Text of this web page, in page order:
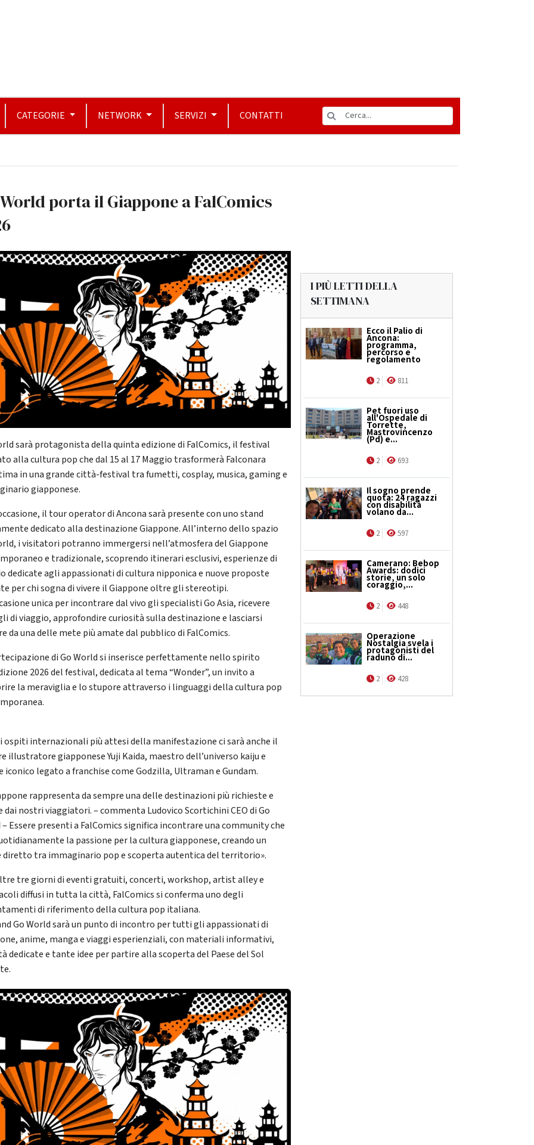
CATEGORIE NETWORK SERVIZI CONTATTI
porta il Giappone a FalComics
sarà protagonista della quinta edizione di FalComics, il festival
alla cultura pop che dal 15 al 17 Maggio trasformerà Falconara
in una grande città-festival tra fumetti, cosplay, musica, gaming e
giapponese.
il tour operator di Ancona sarà presente con uno stand
dedicato alla destinazione Giappone. All’interno dello spazio
i visitatori potranno immergersi nell’atmosfera del Giappone
e tradizionale, scoprendo itinerari esclusivi, esperienze di
dedicate agli appassionati di cultura nipponica e nuove proposte
per chi sogna di vivere il Giappone oltre gli stereotipi.
unica per incontrare dal vivo gli specialisti Go Asia, ricevere
di viaggio, approfondire curiosità sulla destinazione e lasciarsi
da una delle mete più amate dal pubblico di FalComics.
di Go World si inserisce perfettamente nello spirito
2026 del festival, dedicata al tema “Wonder”, un invito a
la meraviglia e lo stupore attraverso i linguaggi della cultura pop
ospiti internazionali più attesi della manifestazione ci sarà anche il
illustratore giapponese Yuji Kaida, maestro dell’universo kaiju e
iconico legato a franchise come Godzilla, Ultraman e Gundam.
rappresenta da sempre una delle destinazioni più richieste e
dai nostri viaggiatori. – commenta Ludovico Scortichini CEO di Go
Essere presenti a FalComics significa incontrare una community che
la passione per la cultura giapponese, creando un
diretto tra immaginario pop e scoperta autentica del territorio».
tre giorni di eventi gratuiti, concerti, workshop, artist alley e
diffusi in tutta la città, FalComics si conferma uno degli
di riferimento della cultura pop italiana.
Go World sarà un punto di incontro per tutti gli appassionati di
anime, manga e viaggi esperienziali, con materiali informativi,
dedicate e tante idee per partire alla scoperta del Paese del Sol
I PIÙ LETTI DELLA
SETTIMANA
Ecco il Palio di
Ancona:
programma,
percorso e
regolamento
2 811
Pet fuori uso
all'Ospedale di
Torrette,
Mastrovincenzo
(Pd) e...
2 693
Il sogno prende
quota: 24 ragazzi
con disabilità
volano da...
2 597
Camerano: Bebop
Awards: dodici
storie, un solo
coraggio,...
2 448
Operazione
Nostalgia svela i
protagonisti del
raduno di...
2 428